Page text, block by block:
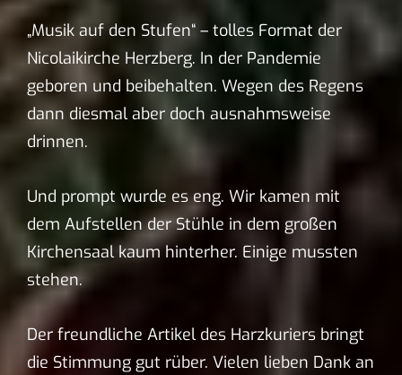
„Musik auf den Stufen“ – tolles Format der
Nicolaikirche Herzberg. In der Pandemie
geboren und beibehalten. Wegen des Regens
dann diesmal aber doch ausnahmsweise
drinnen.
Und prompt wurde es eng. Wir kamen mit
dem Aufstellen der Stühle in dem großen
Kirchensaal kaum hinterher. Einige mussten
stehen.
Der freundliche Artikel des Harzkuriers bringt
die Stimmung gut rüber. Vielen lieben Dank an